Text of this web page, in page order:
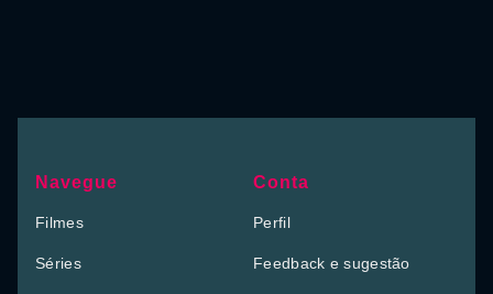
Navegue
Filmes
Séries
Conta
Perfil
Feedback e sugestão